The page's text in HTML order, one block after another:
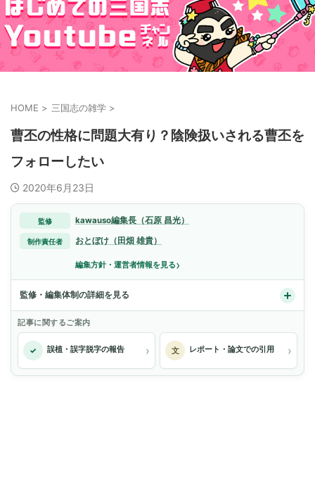
HOME > 三国志の雑学 >
曹丕の性格に問題大有り？陰険扱いされる曹丕を
フォローしたい
2020年6月23日
監修 kawauso編集長（石原 昌光）
制作責任者 おとぼけ（田畑 雄貴）
編集方針・運営者情報を見る›
監修・編集体制の詳細を見る
記事に関するご案内
✓ 誤植・誤字脱字の報告 › 文 レポート・論文での引用 ›